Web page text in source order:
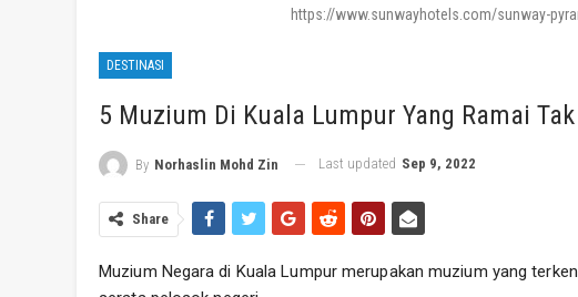
https://www.sunwayhotels.com/sunway-
DESTINASI
5 Muzium Di Kuala Lumpur Yang Ramai
By Norhaslin Mohd Zin Last updated Sep 9, 2022
Share
Muzium Negara di Kuala Lumpur merupakan muzium yang